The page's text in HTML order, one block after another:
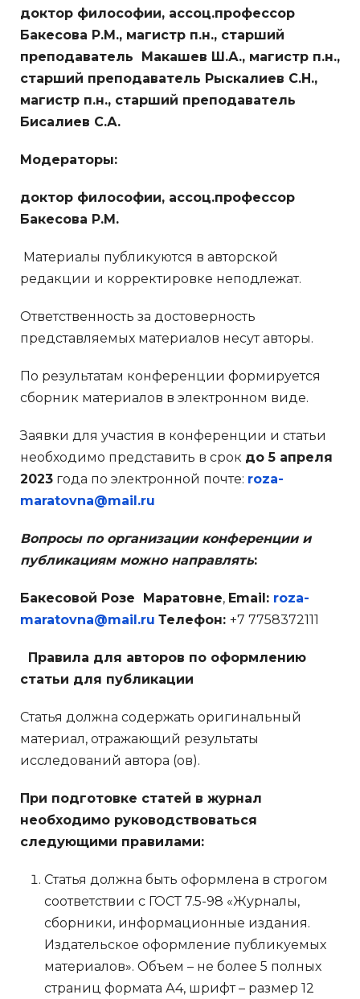
доктор философии, ассоц.профессор
Бакесова Р.М., магистр п.н., старший
преподаватель Макашев Ш.А., магистр п.н.,
старший преподаватель Рыскалиев С.Н.,
магистр п.н., старший преподаватель
Бисалиев С.А.
Модераторы:
доктор философии, ассоц.профессор
Бакесова Р.М.
Материалы публикуются в авторской
редакции и корректировке неподлежат.
Ответственность за достоверность
представляемых материалов несут авторы.
По результатам конференции формируется
сборник материалов в электронном виде.
Заявки для участия в конференции и статьи
необходимо представить в срок до 5 апреля
2023 года по электронной почте: roza-
maratovna@mail.ru
Вопросы по организации конференции и
публикациям можно направлять:
Бакесовой Розе Маратовне, Email: roza-
maratovna@mail.ru Телефон: +7 7758372111
Правила для авторов по оформлению
статьи для публикации
Статья должна содержать оригинальный
материал, отражающий результаты
исследований автора (ов).
При подготовке статей в журнал
необходимо руководствоваться
следующими правилами:
Статья должна быть оформлена в строгом
соответствии с ГОСТ 7.5-98 «Журналы,
сборники, информационные издания.
Издательское оформление публикуемых
материалов». Объем – не более 5 полных
страниц формата А4, шрифт – размер 12